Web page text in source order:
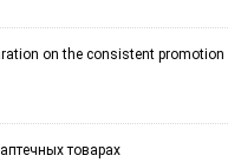
on the consistent promotion
товарах